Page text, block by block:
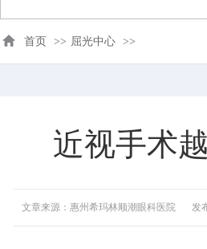
首页 >> 屈光中心 >>
近视手术
文章来源：惠州希玛林顺潮眼科医院 发